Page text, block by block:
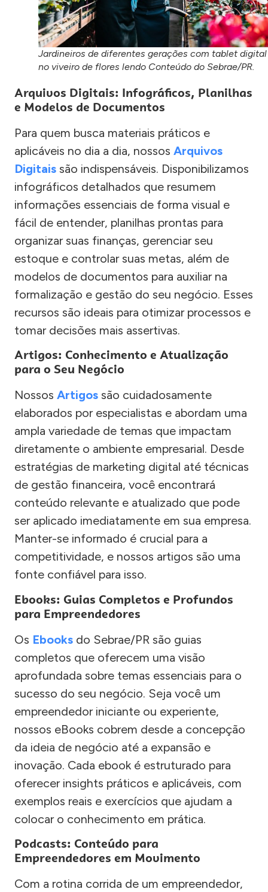
Jardineiros de diferentes gerações com tablet digital
no viveiro de flores lendo Conteúdo do Sebrae/PR.
Arquivos Digitais: Infográficos, Planilhas
e Modelos de Documentos
Para quem busca materiais práticos e
aplicáveis no dia a dia, nossos Arquivos
Digitais são indispensáveis. Disponibilizamos
infográficos detalhados que resumem
informações essenciais de forma visual e
fácil de entender, planilhas prontas para
organizar suas finanças, gerenciar seu
estoque e controlar suas metas, além de
modelos de documentos para auxiliar na
formalização e gestão do seu negócio. Esses
recursos são ideais para otimizar processos e
tomar decisões mais assertivas.
Artigos: Conhecimento e Atualização
para o Seu Negócio
Nossos Artigos são cuidadosamente
elaborados por especialistas e abordam uma
ampla variedade de temas que impactam
diretamente o ambiente empresarial. Desde
estratégias de marketing digital até técnicas
de gestão financeira, você encontrará
conteúdo relevante e atualizado que pode
ser aplicado imediatamente em sua empresa.
Manter-se informado é crucial para a
competitividade, e nossos artigos são uma
fonte confiável para isso.
Ebooks: Guias Completos e Profundos
para Empreendedores
Os Ebooks do Sebrae/PR são guias
completos que oferecem uma visão
aprofundada sobre temas essenciais para o
sucesso do seu negócio. Seja você um
empreendedor iniciante ou experiente,
nossos eBooks cobrem desde a concepção
da ideia de negócio até a expansão e
inovação. Cada ebook é estruturado para
oferecer insights práticos e aplicáveis, com
exemplos reais e exercícios que ajudam a
colocar o conhecimento em prática.
Podcasts: Conteúdo para
Empreendedores em Movimento
Com a rotina corrida de um empreendedor,